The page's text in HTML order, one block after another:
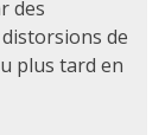
des
de
plus tard en